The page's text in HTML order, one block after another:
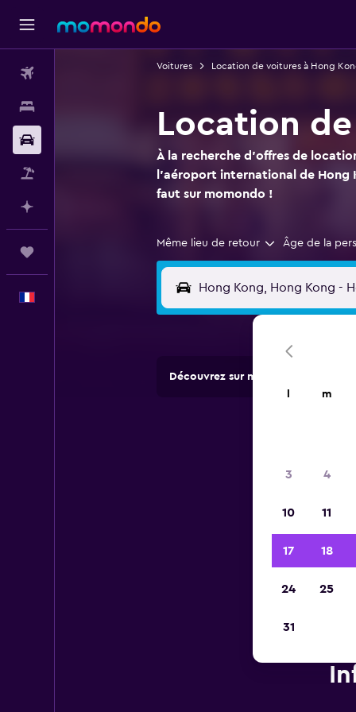
Voitures Location de voitures à Hong
Location
À la recherche d'offres de
l'aéroport international de Hong
faut sur momondo !
Même lieu de retour Âge de la
Découvrez sur momondo des
m
3 4
10 11
17 18
24 25
31